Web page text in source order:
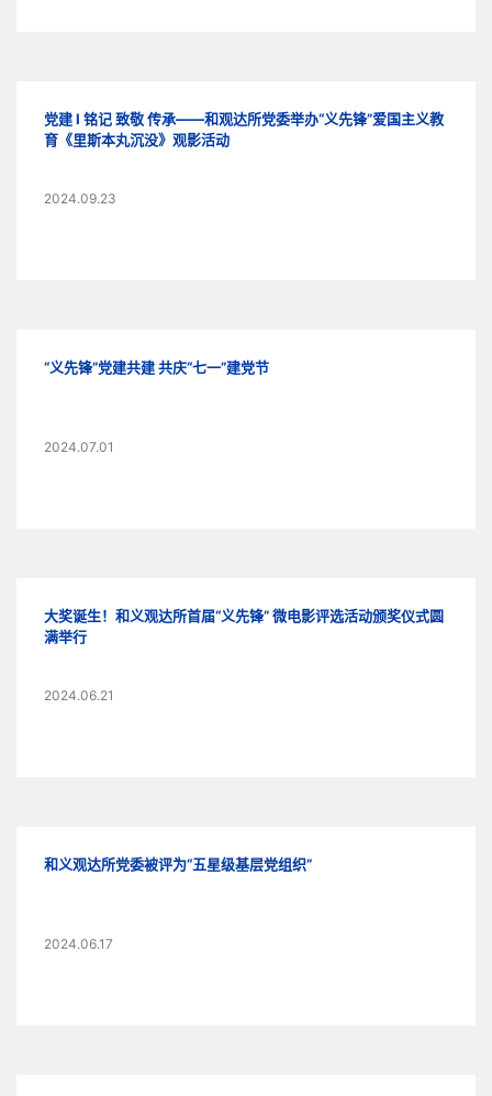
党建 I 铭记 致敬 传承——和观达所党委举办“义先锋”爱国主义教
育《里斯本丸沉没》观影活动
2024.09.23
“义先锋”党建共建 共庆“七一”建党节
2024.07.01
大奖诞生！和义观达所首届“义先锋” 微电影评选活动颁奖仪式圆
满举行
2024.06.21
和义观达所党委被评为“五星级基层党组织”
2024.06.17